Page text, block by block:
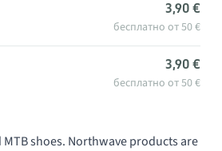
3,90 €
бесплатно от 50 €
3,90 €
бесплатно от 50 €
shoes. Northwave products are